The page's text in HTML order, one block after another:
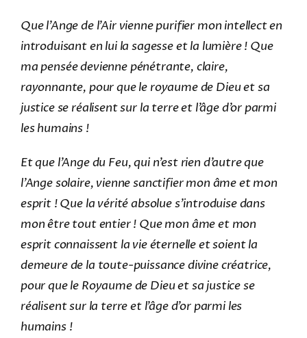
Que l’Ange de l’Air vienne purifier mon intellect en
introduisant en lui la sagesse et la lumière ! Que
ma pensée devienne pénétrante, claire,
rayonnante, pour que le royaume de Dieu et sa
justice se réalisent sur la terre et l’âge d’or parmi
les humains !
Et que l’Ange du Feu, qui n’est rien d’autre que
l’Ange solaire, vienne sanctifier mon âme et mon
esprit ! Que la vérité absolue s’introduise dans
mon être tout entier ! Que mon âme et mon
esprit connaissent la vie éternelle et soient la
demeure de la toute-puissance divine créatrice,
pour que le Royaume de Dieu et sa justice se
réalisent sur la terre et l’âge d’or parmi les
humains !